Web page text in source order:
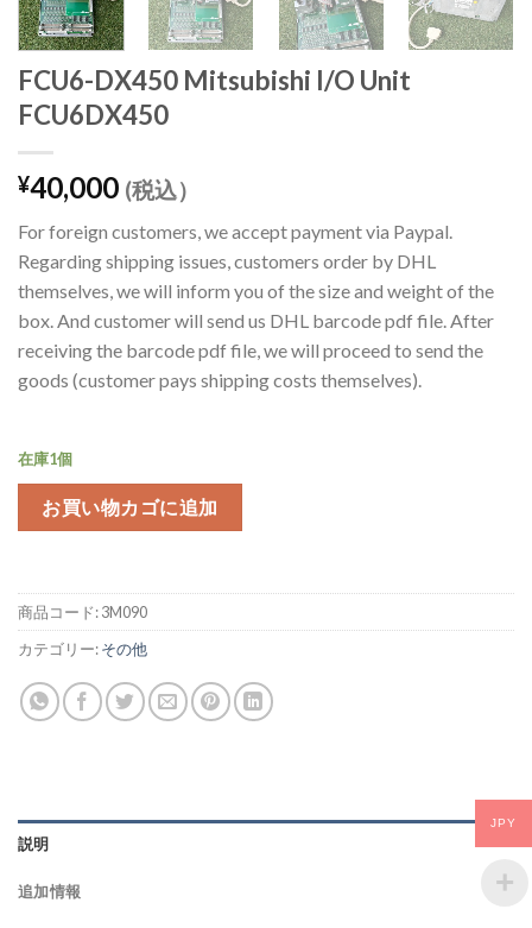
FCU6-DX450 Mitsubishi I/O Unit
FCU6DX450
¥40,000 (税込）
For foreign customers, we accept payment via Paypal.
Regarding shipping issues, customers order by DHL
themselves, we will inform you of the size and weight of the
box. And customer will send us DHL barcode pdf file. After
receiving the barcode pdf file, we will proceed to send the
goods (customer pays shipping costs themselves).
在庫1個
お買い物カゴに追加
商品コード:3M090
カテゴリー:その他
説明
追加情報
JPY